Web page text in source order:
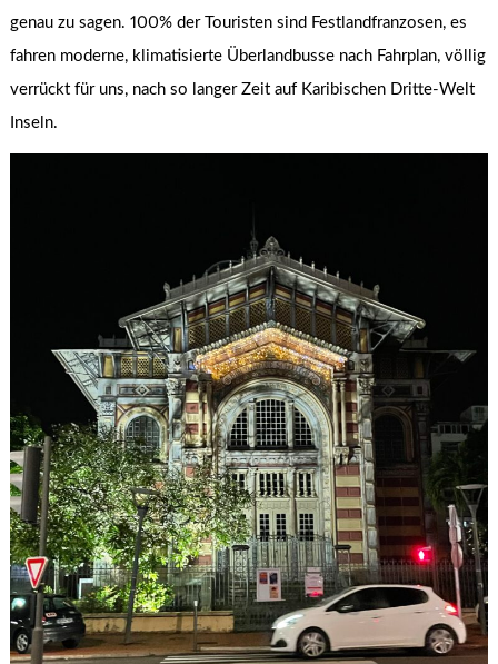
genau zu sagen. 100% der Touristen sind Festlandfranzosen, es
fahren moderne, klimatisierte Überlandbusse nach Fahrplan, völlig
verrückt für uns, nach so langer Zeit auf Karibischen Dritte-Welt
Inseln.